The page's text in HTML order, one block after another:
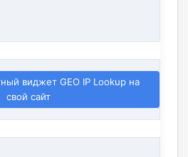
виджет GEO IP Lookup на
свой сайт